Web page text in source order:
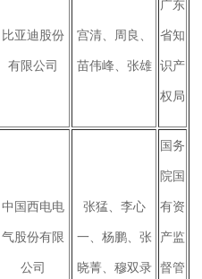
比亚迪股份
有限公司
宫清、周良、
苗伟峰、张雄
广东
省知
识产
权局
中国西电电
气股份有限
公司
张猛、李心
一、杨鹏、张
晓菁、穆双录
国务
院国
有资
产监
督管